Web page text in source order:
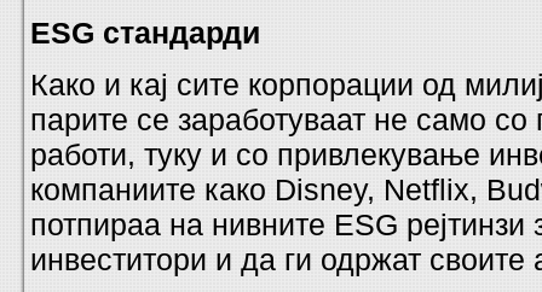
ESG стандарди
Како и кај сите корпорации од
парите се заработуваат не само
работи, туку и со привлекување
компаниите како Disney, Netflix,
потпираа на нивните ESG рејтинзи
инвеститори и да ги одржат своите